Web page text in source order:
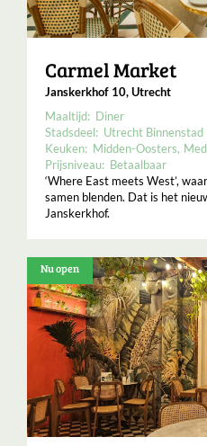
Carmel Market
Janskerkhof 10, Utrecht
Maaltijd: Diner
Stadsdeel: Utrecht Binnenstad
Keuken: Midden-Oosters
Prijsniveau: Betaalbaar
‘Where East meets West’,
samen blenden. Dat is het
Janskerkhof.
Nu open